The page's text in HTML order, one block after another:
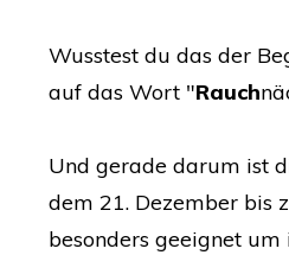
Wusstest du das der
auf das Wort "Rauch
Und gerade darum ist
dem 21. Dezember bis
besonders geeignet